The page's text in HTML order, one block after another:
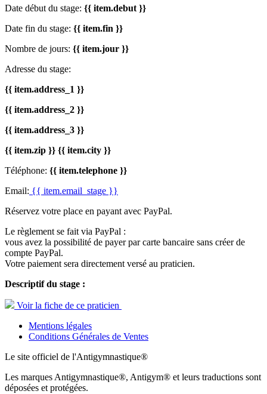
Date début du stage: {{ item.debut }}
Date fin du stage: {{ item.fin }}
Nombre de jours: {{ item.jour }}
Adresse du stage:
{{ item.address_1 }}
{{ item.address_2 }}
{{ item.address_3 }}
{{ item.zip }} {{ item.city }}
Téléphone: {{ item.telephone }}
Email: {{ item.email_stage }}
Réservez votre place en payant avec PayPal.
Le règlement se fait via PayPal :
vous avez la possibilité de payer par carte bancaire sans créer de
compte PayPal.
Votre paiement sera directement versé au praticien.
Descriptif du stage :
Voir la fiche de ce praticien
Mentions légales
Conditions Générales de Ventes
Le site officiel de l'Antigymnastique®
Les marques Antigymnastique®, Antigym® et leurs traductions sont
déposées et protégées.